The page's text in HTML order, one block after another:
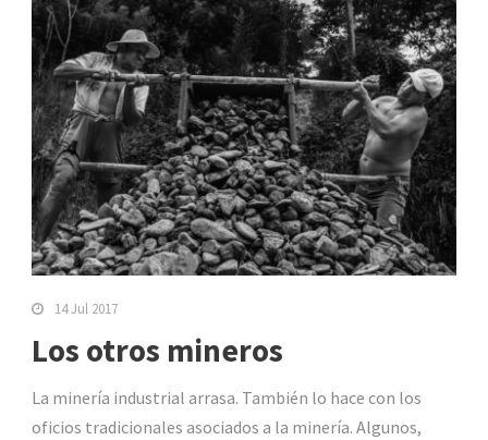
14 Jul 2017
Los otros mineros
La minería industrial arrasa. También lo hace con los
oficios tradicionales asociados a la minería. Algunos,